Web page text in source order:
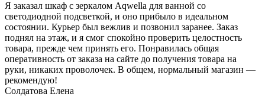
Я заказал шкаф с зеркалом Aqwella для ванной со
светодиодной подсветкой, и оно прибыло в идеальном
состоянии. Курьер был вежлив и позвонил заранее. Заказ
поднял на этаж, и я смог спокойно проверить целостность
товара, прежде чем принять его. Понравилась общая
оперативность от заказа на сайте до получения товара на
руки, никаких проволочек. В общем, нормальный магазин —
рекомендую!
Солдатова Елена